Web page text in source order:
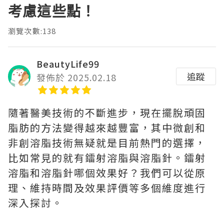
考慮這些點！
瀏覽次數:138
BeautyLife99
發佈於 2025.02.18
追蹤
隨著醫美技術的不斷進步，現在擺脫頑固
脂肪的方法變得越來越豐富，其中微創和
非創溶脂技術無疑就是目前熱門的選擇，
比如常見的就有鐳射溶脂與溶脂針。鐳射
溶脂和溶脂針哪個效果好？我們可以從原
理、維持時間及效果評價等多個維度進行
深入探討。